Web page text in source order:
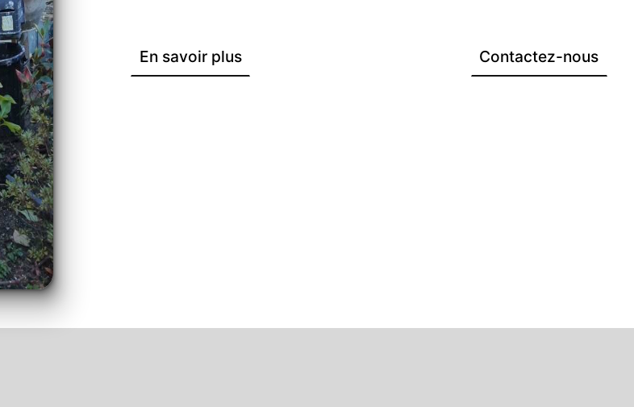
En savoir plus Contactez-nous